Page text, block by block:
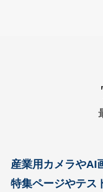
産業用カメラやAI
特集ページやテス